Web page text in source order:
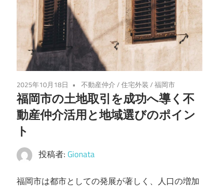
丁
寧
に
伝
授
ま
す。
2025年10月18日 不動産仲介/住宅外装/福岡市
福岡市の土地取引を成功へ導く不
動産仲介活用と地域選びのポイン
ト
投稿者: Gionata
福岡市は都市としての発展が著しく、人口の増加